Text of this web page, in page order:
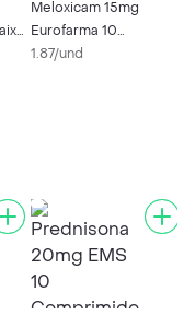
Meloxicam 15mg
Eurofarma 10
Comprimidos
1.87/und